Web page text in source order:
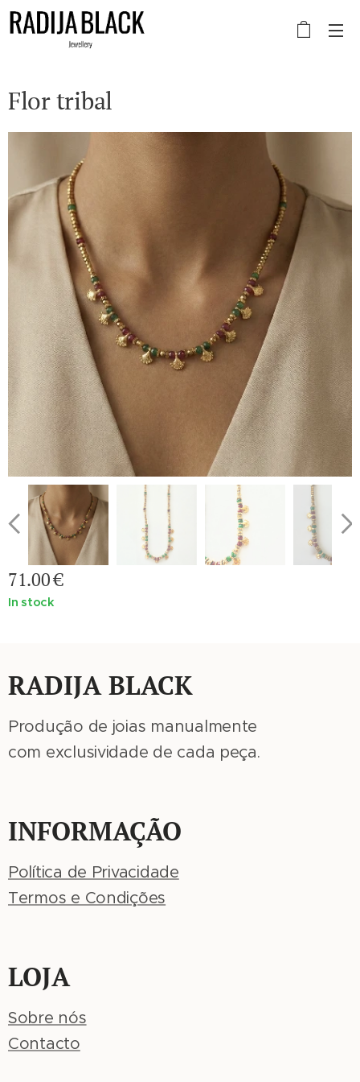
Flor tribal
71.00€
In stock
RADIJA BLACK
Produção de joias manualmente
com exclusividade de cada peça.
INFORMAÇÃO
Política de Privacidade
Termos e Condições
LOJA
Sobre nós
Contacto